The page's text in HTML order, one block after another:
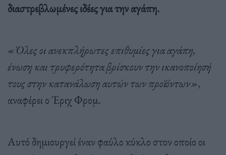
διαστρεβλωμένες ιδέες για την αγάπη.
«Όλες οι ανεκπλήρωτες επιθυμίες για αγάπη,
ένωση και τρυφερότητα βρίσκουν την ικανοποίησή
τους στην κατανάλωση αυτών των προϊόντων»,
αναφέρει ο Έριχ Φρομ.
Αυτό δημιουργεί έναν φαύλο κύκλο στον οποίο οι